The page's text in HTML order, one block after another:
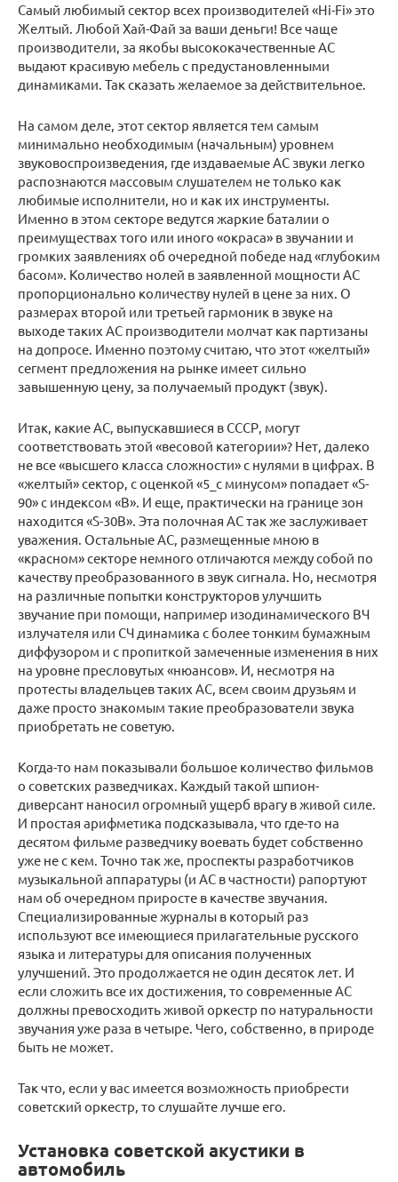
Самый любимый сектор всех производителей «Hi-Fi» это
Желтый. Любой Хай-Фай за ваши деньги! Все чаще
производители, за якобы высококачественные АС
выдают красивую мебель с предустановленными
динамиками. Так сказать желаемое за действительное.
На самом деле, этот сектор является тем самым
минимально необходимым (начальным) уровнем
звуковоспроизведения, где издаваемые АС звуки легко
распознаются массовым слушателем не только как
любимые исполнители, но и как их инструменты.
Именно в этом секторе ведутся жаркие баталии о
преимуществах того или иного «окраса» в звучании и
громких заявлениях об очередной победе над «глубоким
басом». Количество нолей в заявленной мощности АС
пропорционально количеству нулей в цене за них. О
размерах второй или третьей гармоник в звуке на
выходе таких АС производители молчат как партизаны
на допросе. Именно поэтому считаю, что этот «желтый»
сегмент предложения на рынке имеет сильно
завышенную цену, за получаемый продукт (звук).
Итак, какие АС, выпускавшиеся в СССР, могут
соответствовать этой «весовой категории»? Нет, далеко
не все «высшего класса сложности» с нулями в цифрах. В
«желтый» сектор, с оценкой «5_с минусом» попадает «S-
90» с индексом «B». И еще, практически на границе зон
находится «S-30B». Эта полочная АС так же заслуживает
уважения. Остальные АС, размещенные мною в
«красном» секторе немного отличаются между собой по
качеству преобразованного в звук сигнала. Но, несмотря
на различные попытки конструкторов улучшить
звучание при помощи, например изодинамического ВЧ
излучателя или СЧ динамика с более тонким бумажным
диффузором и с пропиткой замеченные изменения в них
на уровне пресловутых «нюансов». И, несмотря на
протесты владельцев таких АС, всем своим друзьям и
даже просто знакомым такие преобразователи звука
приобретать не советую.
Когда-то нам показывали большое количество фильмов
о советских разведчиках. Каждый такой шпион-
диверсант наносил огромный ущерб врагу в живой силе.
И простая арифметика подсказывала, что где-то на
десятом фильме разведчику воевать будет собственно
уже не с кем. Точно так же, проспекты разработчиков
музыкальной аппаратуры (и АС в частности) рапортуют
нам об очередном приросте в качестве звучания.
Специализированные журналы в который раз
используют все имеющиеся прилагательные русского
языка и литературы для описания полученных
улучшений. Это продолжается не один десяток лет. И
если сложить все их достижения, то современные АС
должны превосходить живой оркестр по натуральности
звучания уже раза в четыре. Чего, собственно, в природе
быть не может.
Так что, если у вас имеется возможность приобрести
советский оркестр, то слушайте лучше его.
Установка советской акустики в
автомобиль